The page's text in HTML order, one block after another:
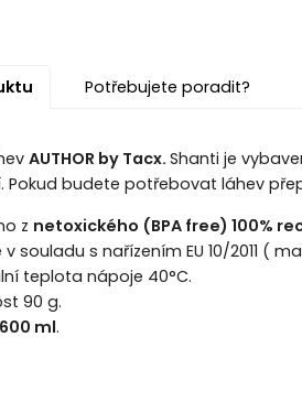
Potřebujete poradit?
AUTHOR by Tacx. Shanti je
Pokud budete potřebovat láhev
z netoxického (BPA free) 100%
v souladu s nařízením EU 10/2011 (
teplota nápoje 40°C.
90 g.
ml.